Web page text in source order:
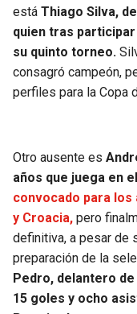
está Thiago Silva,
quien tras
su quinto torneo.
consagró campeón,
perfiles para la Copa
Otro ausente es
años que juega en
convocado para
y Croacia, pero
definitiva, a pesar de
preparación de la
Pedro, delantero
15 goles y ocho